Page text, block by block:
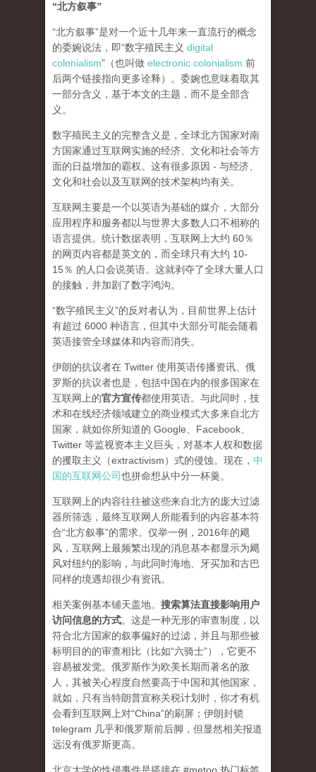
“北方叙事”
“北方叙事”是对一个近十几年来一直流行的概念
的委婉说法，即“数字殖民主义 digital
colonialism”（也叫做 electronic colonialism 前
后两个链接指向更多诠释）。委婉也意味着取其
一部分含义，基于本文的主题，而不是全部含
义。
数字殖民主义的完整含义是，全球北方国家对南
方国家通过互联网实施的经济、文化和社会等方
面的日益增加的霸权。这有很多原因 - 与经济、
文化和社会以及互联网的技术架构均有关。
互联网主要是一个以英语为基础的媒介，大部分
应用程序和服务都以与世界大多数人口不相称的
语言提供。统计数据表明，互联网上大约 60％
的网页内容都是英文的，而全球只有大约 10-
15％ 的人口会说英语。这就剥夺了全球大量人口
的接触，并加剧了数字鸿沟。
“数字殖民主义”的反对者认为，目前世界上估计
有超过 6000 种语言，但其中大部分可能会随着
英语接管全球媒体和内容而消失。
伊朗的抗议者在 Twitter 使用英语传播资讯、俄
罗斯的抗议者也是，包括中国在内的很多国家在
互联网上的官方宣传都使用英语。与此同时，技
术和在线经济领域建立的商业模式大多来自北方
国家，就如你所知道的 Google、Facebook、
Twitter 等监视资本主义巨头，对基本人权和数据
的攫取主义（extractivism）式的侵蚀。现在， 中
国的互联网公司也拼命想从中分一杯羹。
互联网上的内容往往被这些来自北方的庞大过滤
器所筛选，最终互联网人所能看到的内容基本符
合“北方叙事”的需求。仅举一例，2016年的飓
风，互联网上最频繁出现的消息基本都显示为飓
风对纽约的影响，与此同时海地、牙买加和古巴
同样的境遇却很少有资讯。
相关案例基本铺天盖地。 搜索算法直接影响用户
访问信息的方式。 这是一种无形的审查制度，以
符合北方国家的叙事偏好的过滤，并且与那些被
标明目的的审查相比（比如“六骑士”），它更不
容易被发觉。俄罗斯作为欧美长期而著名的敌
人，其被关心程度自然要高于中国和其他国家，
就如，只有当特朗普宣称关税计划时，你才有机
会看到互联网上对“China”的刷屏；伊朗封锁
telegram 几乎和俄罗斯前后脚，但显然相关报道
远没有俄罗斯更高。